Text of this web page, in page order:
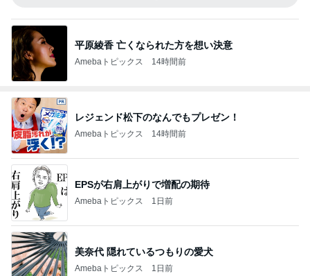
平原綾香 亡くなられた方を想い決意
Amebaトピックス 14時間前
レジェンド松下のなんでもプレゼン！
Amebaトピックス 14時間前
EPSが右肩上がりで増配の期待
Amebaトピックス 1日前
美奈代 隠れているつもりの愛犬
Amebaトピックス 1日前